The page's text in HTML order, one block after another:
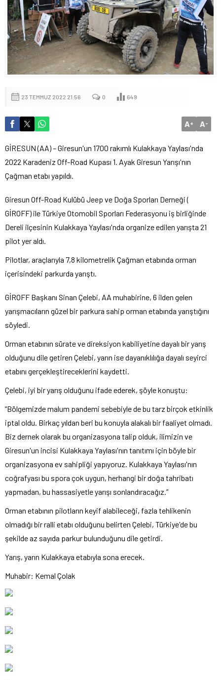
23 TEMMUZ 2022 21:56 0 649
A+ A-
GİRESUN (AA) – Giresun'un 1700 rakımlı Kulakkaya Yaylası'nda
2022 Karadeniz Off-Road Kupası 1. Ayak Giresun Yarışı'nın
Çağman etabı yapıldı.
Giresun Off-Road Kulübü Jeep ve Doğa Sporları Derneği (
GİROFF) ile Türkiye Otomobil Sporları Federasyonu iş birliğinde
Dereli ilçesinin Kulakkaya Yaylası'nda organize edilen yarışta 21
pilot yer aldı.
Pilotlar, araçlarıyla 7,8 kilometrelik Çağman etabında orman
içerisindeki parkurda yarıştı.
GİROFF Başkanı Sinan Çelebi, AA muhabirine, 6 ilden gelen
yarışmacıların güzel bir parkura sahip orman etabında yarıştığını
söyledi.
Orman etabının sürate ve direksiyon kabiliyetine dayalı bir yarış
olduğunu dile getiren Çelebi, yarın ise dayanıklılığa dayalı seyirci
etabını gerçekleştireceklerini kaydetti.
Çelebi, iyi bir yarış olduğunu ifade ederek, şöyle konuştu:
“Bölgemizde malum pandemi sebebiyle de bu tarz birçok etkinlik
iptal oldu. Birkaç yıldan beri bu konuyla alakalı bir faaliyet olmadı.
Biz dernek olarak bu organizasyona talip olduk, ilimizin ve
Giresun'un incisi Kulakkaya Yaylası'nın tanıtımı için böyle bir
organizasyona ev sahipliği yapıyoruz. Kulakkaya Yaylası'nın
coğrafyası bu spora çok uygun, herhangi bir doğa tahribatı
yapmadan, bu hassasiyetle yarışı sonlandıracağız.”
Orman etabının pilotların keyif alabileceği, fazla tehlikenin
olmadığı bir ralli etabı olduğunu belirten Çelebi, Türkiye'de bu
şekilde az sayıda parkur bulunduğunu dile getirdi.
Yarış, yarın Kulakkaya etabıyla sona erecek.
Muhabir: Kemal Çolak